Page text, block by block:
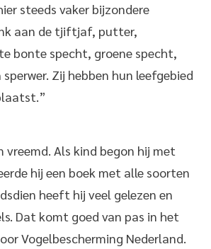
steeds vaker bijzondere
aan de tjiftjaf, putter,
bonte specht, groene specht,
Zij hebben hun leefgebied
vreemd. Als kind begon hij met
hij een boek met alle soorten
heeft hij veel gelezen en
Dat komt goed van pas in het
Vogelbescherming Nederland.